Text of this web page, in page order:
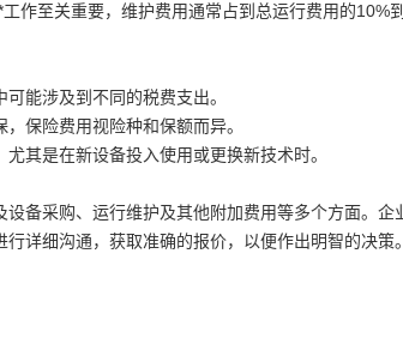
作至关重要，维护费用通常占到总运行费用的10%到
能涉及到不同的税费支出。
保险费用视险种和保额而异。
其是在新设备投入使用或更换新技术时。
备采购、运行维护及其他附加费用等多个方面。
详细沟通，获取准确的报价，以便作出明智的决策。